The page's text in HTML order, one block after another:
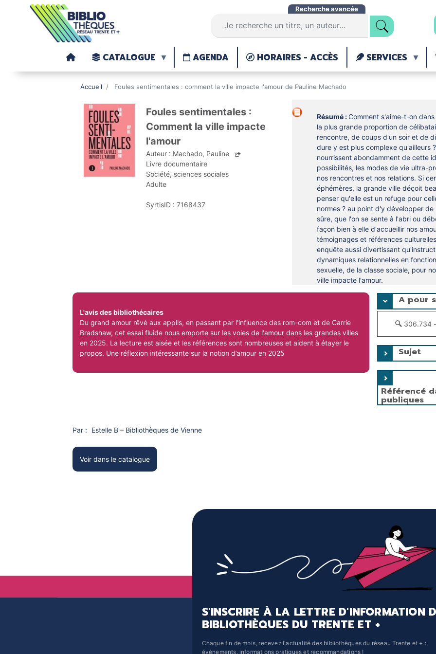
Aller
contenu
principal
Recherche avancée
CATALOGUE AGENDA HORAIRES - ACCÈS SERVICES
Accueil Foules sentimentales : comment la ville impacte l'amour de Pauline Machado
<< Page précédente
Foules sentimentales :
Comment la ville impacte
l'amour
Auteur : Machado, Pauline
Livre documentaire
Société, sciences sociales
Adulte
SyrtisID : 7168437
Résumé : Comment s'aime-t-on
la plus grande proportion de
rencontre, de coups d'un soir et de
dure y est plus complexe qu'ailleurs
nourrissent abondamment de cette
possibilités, les modes de vie ultra-
nos rencontres et nos relations. Si
éphémères, la grande ville déçoit
penser qu'elle est un refuge pour
normes ? au point d'y développer
sûre, que l'on se sente à l'abri ou
façon bien à elle d'accueillir nos
témoignages et références
enquête aussi divertissant
dynamiques relationnelles en
sexuelle, de la classe sociale, pour
ville impacte l'amour.
L'avis des bibliothécaires
Du grand amour rêvé aux applis, en passant par l'influence des rom-com et de Carrie
Bradshaw, cet essai fluide nous emporte sur les voies de l'amour dans les grandes villes
en 2025. La lecture est aisée et les références sont nombreuses et aident à étayer le
propos. Une réflexion intéressante sur la notion d’amour en 2025
A pour
306.734
Sujet
Référencé
publiques
Par : Estelle B – Bibliothèques de Vienne
Voir dans le catalogue
S'INSCRIRE À LA LETTRE D'INFORMATION
BIBLIOTHÈQUES DU TRENTE ET +
Chaque fin de mois, recevez l'actualité des bibliothèques du réseau Trente et + :
évènements, informations pratiques et recommandations !